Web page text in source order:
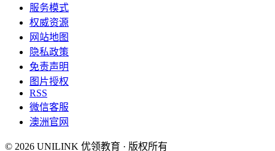
服务模式
权威资源
网站地图
隐私政策
免责声明
图片授权
RSS
微信客服
澳洲官网
© 2026 UNILINK 优领教育 · 版权所有